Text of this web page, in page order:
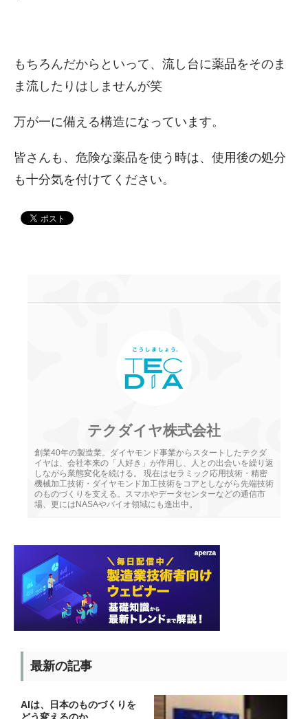
もちろんだからといって、流し台に薬品をそのま
ま流したりはしませんが笑
万が一に備える構造になっています。
皆さんも、危険な薬品を使う時は、使用後の処分
も十分気を付けてください。
テクダイヤ株式会社
創業40年の製造業。ダイヤモンド事業からスタートしたテクダ
イヤは、会社本来の「人好き」が作用し、人との出会いを繰り返
しながら業態変化を続ける。 現在はセラミック応用技術・精密
機械加工技術・ダイヤモンド加工技術をコアとしながら先端技術
のものづくりを支える。スマホやデータセンターなどの通信市
場、更にはNASAやバイオ領域にも進出中。
最新の記事
AIは、日本のものづくりを